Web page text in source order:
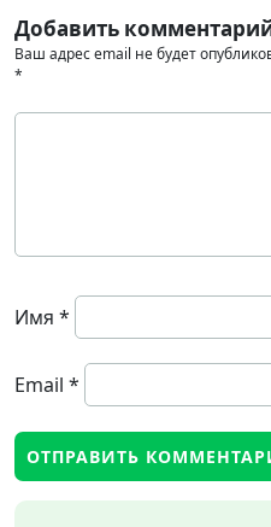
Добавить
Ваш адрес email не будет
*
Имя *
Email *